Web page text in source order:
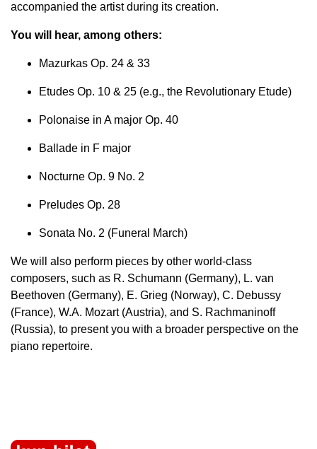
accompanied the artist during its creation.
You will hear, among others:
Mazurkas Op. 24 & 33
Etudes Op. 10 & 25 (e.g., the Revolutionary Etude)
Polonaise in A major Op. 40
Ballade in F major
Nocturne Op. 9 No. 2
Preludes Op. 28
Sonata No. 2 (Funeral March)
We will also perform pieces by other world-class
composers, such as R. Schumann (Germany), L. van
Beethoven (Germany), E. Grieg (Norway), C. Debussy
(France), W.A. Mozart (Austria), and S. Rachmaninoff
(Russia), to present you with a broader perspective on the
piano repertoire.